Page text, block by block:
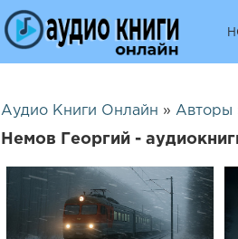
Аудио Книги Онлайн » Авторы
Немов Георгий -